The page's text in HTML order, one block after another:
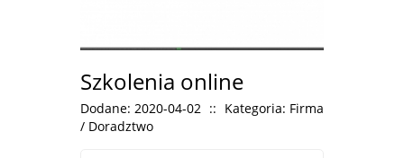
Szkolenia online
Dodane: 2020-04-02 :: Kategoria: Firma
/ Doradztwo